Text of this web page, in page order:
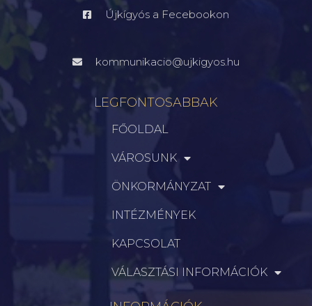
Újkígyós a Fecebookon
kommunikacio@ujkigyos.hu
LEGFONTOSABBAK
FŐOLDAL
VÁROSUNK
ÖNKORMÁNYZAT
INTÉZMÉNYEK
KAPCSOLAT
VÁLASZTÁSI INFORMÁCIÓK